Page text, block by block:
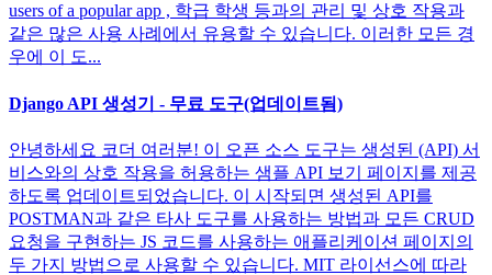
users of a popular app , 학급 학생 등과의 관리 및 상호 작용과
같은 많은 사용 사례에서 유용할 수 있습니다. 이러한 모든 경
우에 이 도...
Django API 생성기 - 무료 도구(업데이트됨)
안녕하세요 코더 여러분! 이 오픈 소스 도구는 생성된 (API) 서
비스와의 상호 작용을 허용하는 샘플 API 보기 페이지를 제공
하도록 업데이트되었습니다. 이 시작되면 생성된 API를
POSTMAN과 같은 타사 도구를 사용하는 방법과 모든 CRUD
요청을 구현하는 JS 코드를 사용하는 애플리케이션 페이지의
두 가지 방법으로 사용할 수 있습니다. MIT 라이선스에 따라